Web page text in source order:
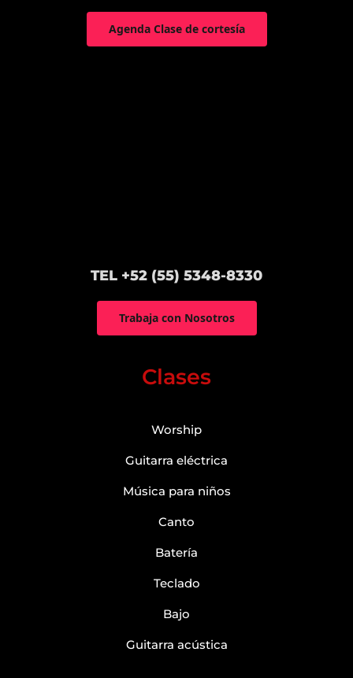
Agenda Clase de cortesía
TEL +52 (55) 5348-8330
Trabaja con Nosotros
Clases
Worship
Guitarra eléctrica
Música para niños
Canto
Batería
Teclado
Bajo
Guitarra acústica